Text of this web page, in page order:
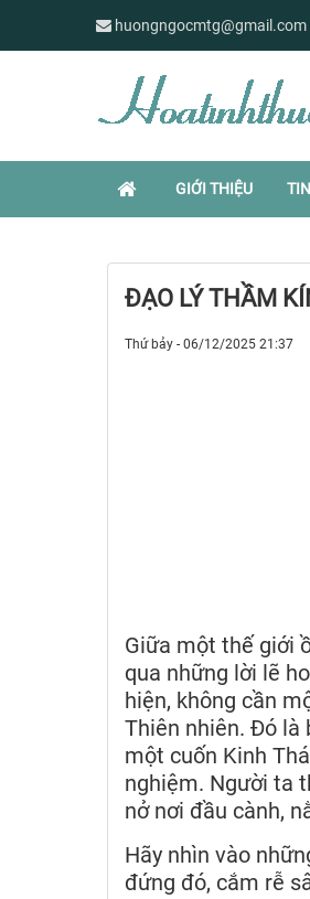
huongngocmtg@gmail.com
GIỚI THIỆU
ĐẠO LÝ THẦM
Thứ bảy - 06/12/2025 21:37
Giữa một thế giới
qua những lời lẽ
hiện, không cần
Thiên nhiên. Đó là
một cuốn Kinh
nghiệm. Người ta
nở nơi đầu cành,
Hãy nhìn vào
đứng đó, cắm rễ